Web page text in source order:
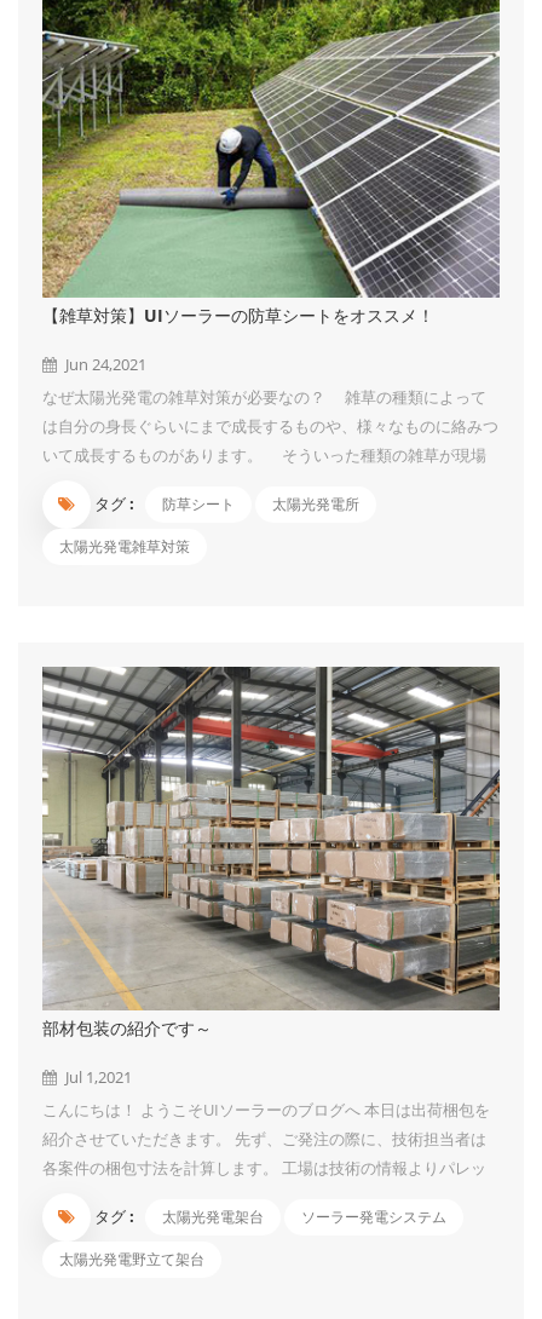
【雑草対策】UIソーラーの防草シートをオススメ！
Jun 24,2021
なぜ太陽光発電の雑草対策が必要なの？ 雑草の種類によって
は自分の身長ぐらいにまで成長するものや、様々なものに絡みつ
いて成長するものがあります。 そういった種類の雑草が現場
います。 そうなってしまうと、パネルの一部分に太陽光が当
たらなくなってしまうことで、ホットスポットという現象が発生
になってしまう可能性もあり、パネル機器の点検で立ち入った際
に襲われる危険があります。 ではどうやって雑草対策をしたら
いいの？ ①刈払機による草刈 &emsp...
タグ : 防草シート 太陽光発電所
太陽光発電雑草対策
部材包装の紹介です～
Jul 1,2021
こんにちは！ ようこそUIソーラーのブログへ 本日は出荷梱包を
紹介させていただきます。 先ず、ご発注の際に、技術担当者は
各案件の梱包寸法を計算します。 工場は技術の情報よりパレッ
を行っております。 小部品は紛失しないように箱に入れて、箱
の表面に各部品のITEM NO.と数量を表記しています。箱は壊れ
タグ : 太陽光発電架台 ソーラー発電システム
太陽光発電野立て架台